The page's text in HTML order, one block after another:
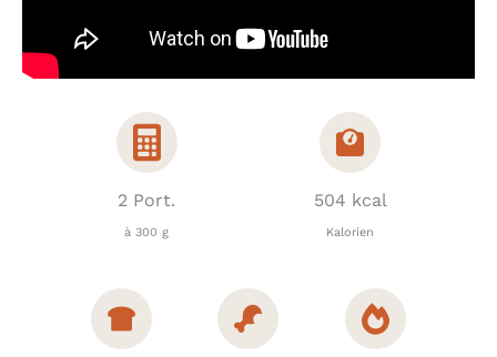
2 Port.
à 300 g
504 kcal
Kalorien